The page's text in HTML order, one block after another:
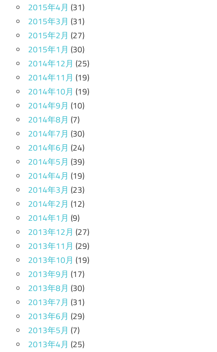
2015年4月 (31)
2015年3月 (31)
2015年2月 (27)
2015年1月 (30)
2014年12月 (25)
2014年11月 (19)
2014年10月 (19)
2014年9月 (10)
2014年8月 (7)
2014年7月 (30)
2014年6月 (24)
2014年5月 (39)
2014年4月 (19)
2014年3月 (23)
2014年2月 (12)
2014年1月 (9)
2013年12月 (27)
2013年11月 (29)
2013年10月 (19)
2013年9月 (17)
2013年8月 (30)
2013年7月 (31)
2013年6月 (29)
2013年5月 (7)
2013年4月 (25)